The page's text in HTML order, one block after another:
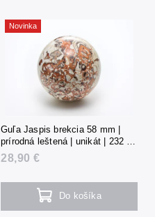
Novinka
Guľa Jaspis brekcia 58 mm |
prírodná leštená | unikát | 232 g |
Čína
28,90 €
Do košíka